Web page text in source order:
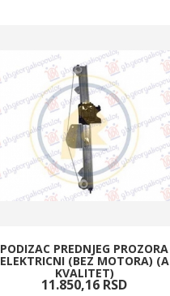
PODIZAC PREDNJEG PROZORA
ELEKTRICNI (BEZ MOTORA) (A
KVALITET)
11.850,16 RSD